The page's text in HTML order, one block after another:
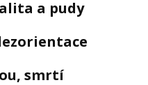
a pudy
smrtí